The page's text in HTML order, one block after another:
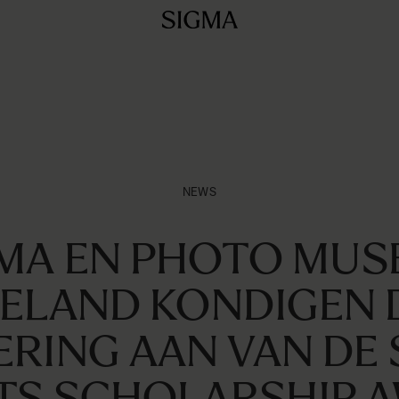
NEWS
EN PHOTO
KONDIGEN
AAN VAN DE